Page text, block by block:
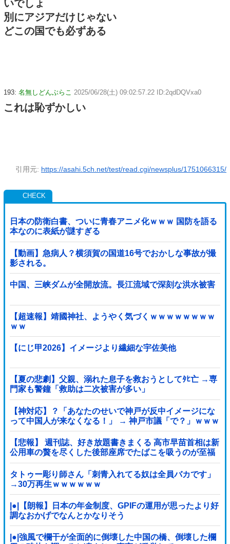
いでしょ
別にアジアだけじゃない
どこの国でも必ずある
193: 名無しどんぶらこ 2025/06/28(土) 09:02:57.22 ID:2qdDQVxa0
これは恥ずかしい
引用元: https://asahi.5ch.net/test/read.cgi/newsplus/1751066315/
日本の防衛白書、ついに青春アニメ化ｗｗｗ 国防を語る
本なのに表紙が謎すぎる
【動画】急病人？横須賀の国道16号でおかしな事故が撮
影される。
中国、三峡ダムが全開放流。長江流域で深刻な洪水被害
【超速報】靖國神社、ようやく気づくｗｗｗｗｗｗｗｗ
ｗｗ
【にじ甲2026】イメージより繊細な宇佐美他
【夏の悲劇】父親、溺れた息子を救おうとしてﾀﾋ亡 →専
門家も警鐘「救助は二次被害が多い」
【神対応】？「あなたのせいで神戸が反中イメージにな
って中国人が来なくなる！」 → 神戸市議「で？」ｗｗｗ
ｗｗｗｗｗｗｗｗｗｗｗｗ
【悲報】 週刊誌、好き放題書きまくる 高市早苗首相は新
公用車の贅を尽くした後部座席でたばこを吸うのが至福
の時間「どんどん延びる乗車時間」
タトゥー彫り師さん「刺青入れてる奴は全員バカです」
→30万再生ｗｗｗｗｗｗ
|●|【朗報】日本の年金制度、GPIFの運用が思ったより好
調なおかげでなんとかなりそう
|●|強風で欄干が全面的に倒壊した中国の橋、倒壊した欄